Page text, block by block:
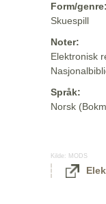
Form/genre:
Skuespill
Noter:
Elektronisk
Språk:
Norsk
Kilde: MODS